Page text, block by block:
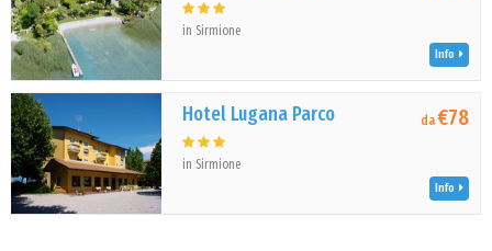
in Sirmione
Info
Hotel Lugana Parco
in Sirmione
da€78
Info